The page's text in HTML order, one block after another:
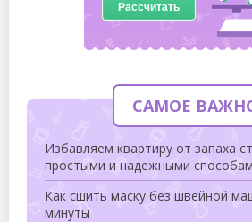
Рассчитать
САМОЕ
Избавляем квартиру от запаха
простыми и надежными
Как сшить маску без швейной
минуты